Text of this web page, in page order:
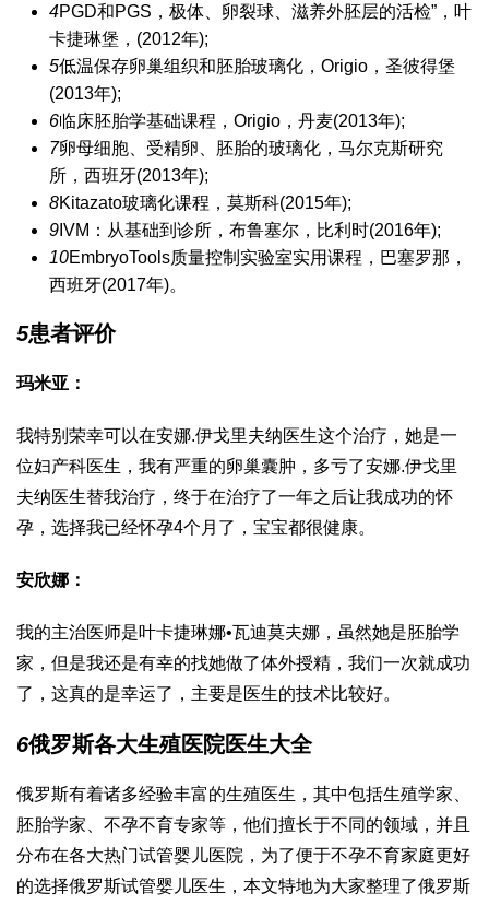
4PGD和PGS，极体、卵裂球、滋养外胚层的活检”，叶
卡捷琳堡，(2012年);
5低温保存卵巢组织和胚胎玻璃化，Origio，圣彼得堡
(2013年);
6临床胚胎学基础课程，Origio，丹麦(2013年);
7卵母细胞、受精卵、胚胎的玻璃化，马尔克斯研究
所，西班牙(2013年);
8Kitazato玻璃化课程，莫斯科(2015年);
9 IVM：从基础到诊所，布鲁塞尔，比利时(2016年);
10EmbryoTools质量控制实验室实用课程，巴塞罗那，
西班牙(2017年)。
5患者评价
玛米亚：
我特别荣幸可以在安娜.伊戈里夫纳医生这个治疗，她是一
位妇产科医生，我有严重的卵巢囊肿，多亏了安娜.伊戈里
夫纳医生替我治疗，终于在治疗了一年之后让我成功的怀
孕，选择我已经怀孕4个月了，宝宝都很健康。
安欣娜：
我的主治医师是叶卡捷琳娜•瓦迪莫夫娜，虽然她是胚胎学
家，但是我还是有幸的找她做了体外授精，我们一次就成功
了，这真的是幸运了，主要是医生的技术比较好。
6俄罗斯各大生殖医院医生大全
俄罗斯有着诸多经验丰富的生殖医生，其中包括生殖学家、
胚胎学家、不孕不育专家等，他们擅长于不同的领域，并且
分布在各大热门试管婴儿医院，为了便于不孕不育家庭更好
的选择俄罗斯试管婴儿医生，本文特地为大家整理了俄罗斯